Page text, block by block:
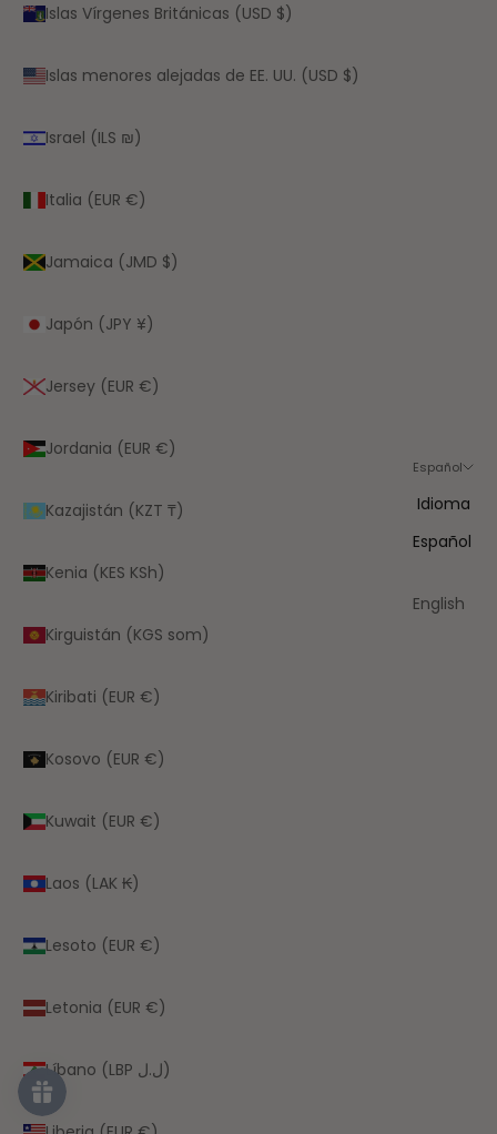
Islas Vírgenes Británicas (USD $)
Islas menores alejadas de EE. UU. (USD $)
Israel (ILS ₪)
Italia (EUR €)
Jamaica (JMD $)
Japón (JPY ¥)
Jersey (EUR €)
Jordania (EUR €)
Kazajistán (KZT ₸)
Kenia (KES KSh)
Kirguistán (KGS som)
Kiribati (EUR €)
Kosovo (EUR €)
Kuwait (EUR €)
Laos (LAK ₭)
Lesoto (EUR €)
Letonia (EUR €)
Líbano (LBP ل.ل)
Español
Idioma
Español
English